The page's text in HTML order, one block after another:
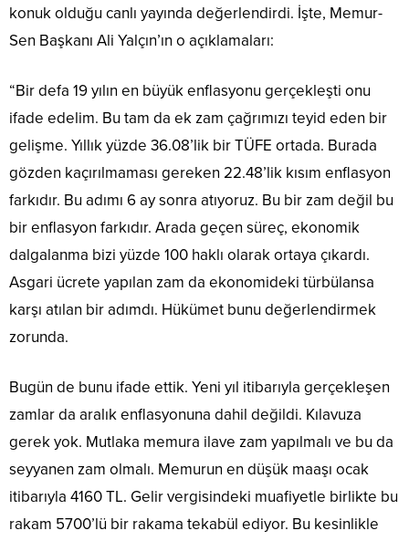
konuk olduğu canlı yayında değerlendirdi. İşte, Memur-
Sen Başkanı Ali Yalçın’ın o açıklamaları:
“Bir defa 19 yılın en büyük enflasyonu gerçekleşti onu
ifade edelim. Bu tam da ek zam çağrımızı teyid eden bir
gelişme. Yıllık yüzde 36.08’lik bir TÜFE ortada. Burada
gözden kaçırılmaması gereken 22.48’lik kısım enflasyon
farkıdır. Bu adımı 6 ay sonra atıyoruz. Bu bir zam değil bu
bir enflasyon farkıdır. Arada geçen süreç, ekonomik
dalgalanma bizi yüzde 100 haklı olarak ortaya çıkardı.
Asgari ücrete yapılan zam da ekonomideki türbülansa
karşı atılan bir adımdı. Hükümet bunu değerlendirmek
zorunda.
Bugün de bunu ifade ettik. Yeni yıl itibarıyla gerçekleşen
zamlar da aralık enflasyonuna dahil değildi. Kılavuza
gerek yok. Mutlaka memura ilave zam yapılmalı ve bu da
seyyanen zam olmalı. Memurun en düşük maaşı ocak
itibarıyla 4160 TL. Gelir vergisindeki muafiyetle birlikte bu
rakam 5700’lü bir rakama tekabül ediyor. Bu kesinlikle